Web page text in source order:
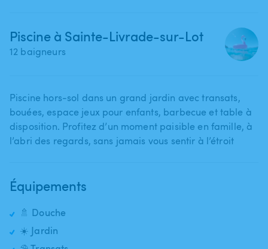
Piscine à Sainte-Livrade-sur-Lot
12 baigneurs
Piscine hors-sol dans un grand jardin avec transats​,​
bouées​,​ espace jeux pour enfants​,​ barbecue et table à
disposition. Profitez d’un moment paisible en famille​,​ à
l’abri des regards​,​ sans jamais vous sentir à l’étroit
Équipements
🚿 Douche
☀️ Jardin